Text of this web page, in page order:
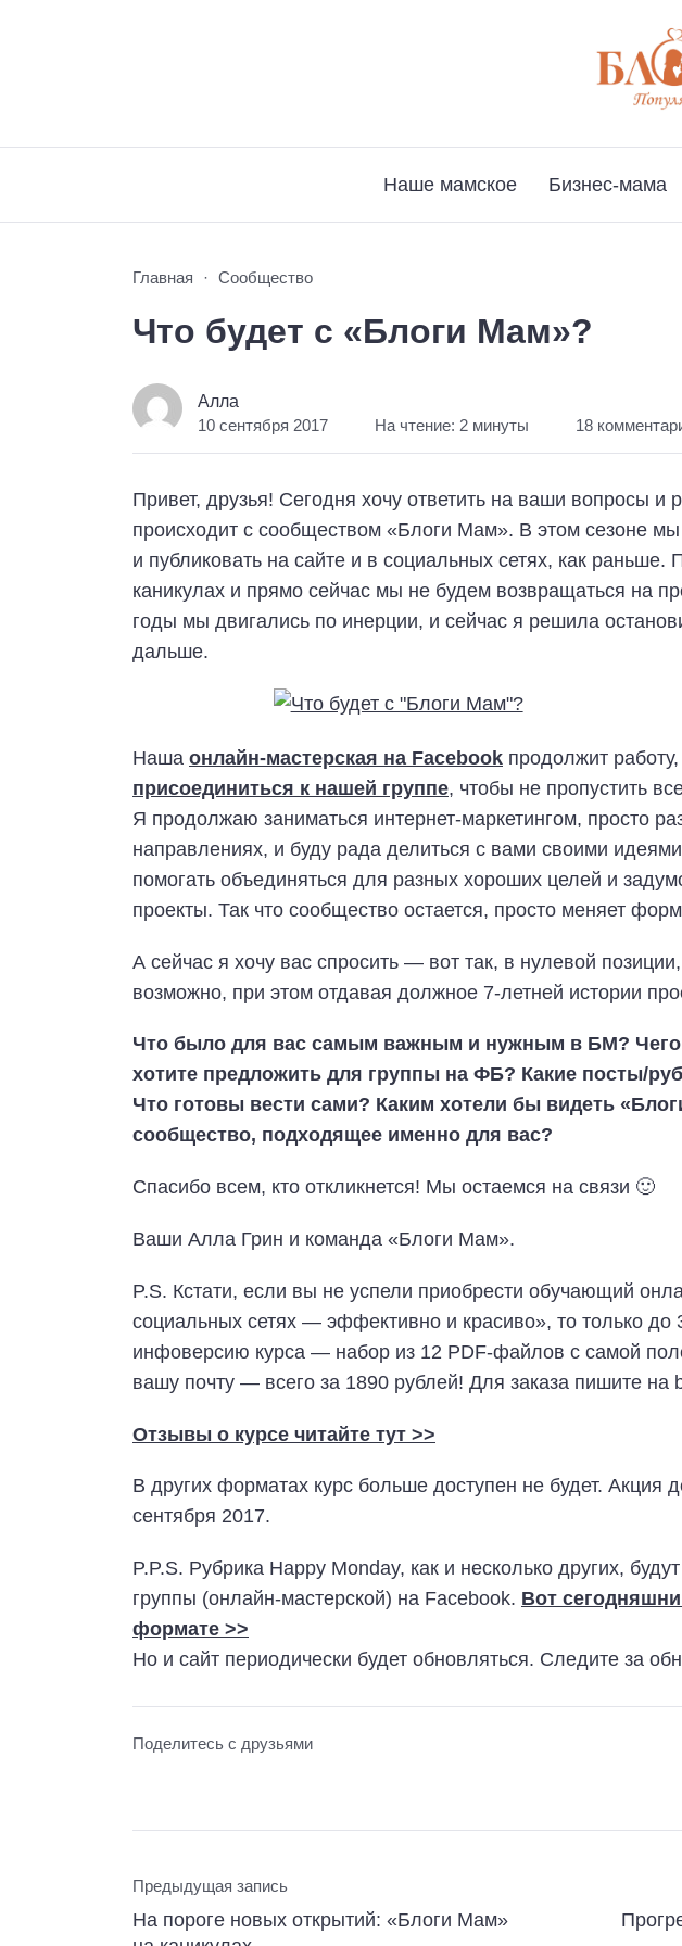
Наше мамское Бизнес-мама
Главная Сообщество
Что будет с «Блоги Мам»?
Алла
10 сентября 2017 На чтение: 2 минуты 18
Привет, друзья! Сегодня хочу ответить на ваши вопросы и
происходит с сообществом «Блоги Мам». В этом сезоне мы
и публиковать на сайте и в социальных сетях, как раньше.
каникулах и прямо сейчас мы не будем возвращаться на
годы мы двигались по инерции, и сейчас я решила
дальше.
Наша онлайн-мастерская на Facebook продолжит
присоединиться к нашей группе, чтобы не пропустить
Я продолжаю заниматься интернет-маркетингом, просто
направлениях, и буду рада делиться с вами своими
помогать объединяться для разных хороших целей и
проекты. Так что сообщество остается, просто меняет
А сейчас я хочу вас спросить — вот так, в нулевой
возможно, при этом отдавая должное 7-летней истории
Что было для вас самым важным и нужным в БМ? Чего
хотите предложить для группы на ФБ? Какие посты/
Что готовы вести сами? Каким хотели бы видеть
сообщество, подходящее именно для вас?
Спасибо всем, кто откликнется! Мы остаемся на связи 🙂
Ваши Алла Грин и команда «Блоги Мам».
P.S. Кстати, если вы не успели приобрести обучающий
социальных сетях — эффективно и красиво», то только до
инфоверсию курса — набор из 12 PDF-файлов с самой
вашу почту — всего за 1890 рублей! Для заказа пишите на
Отзывы о курсе читайте тут >>
В других форматах курс больше доступен не будет. Акция
сентября 2017.
P.P.S. Рубрика Happy Monday, как и несколько других,
группы (онлайн-мастерской) на Facebook. Вот
формате >>
Но и сайт периодически будет обновляться. Следите за
Поделитесь с друзьями
Предыдущая запись
На пороге новых открытий: «Блоги Мам»